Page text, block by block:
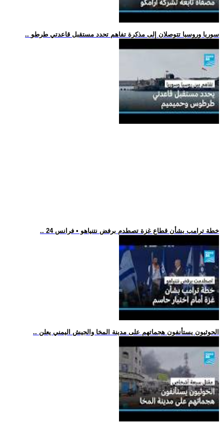
.. سوريا وروسيا تتوصلان إلى مذكرة تفاهم تحدد مستقبل قاعدتي طرطو
.. خطة ترامب بشأن قطاع غزة تصطدم برفض نتنياهو • فرانس 24
.. الحوثيون يستأنفون هجماتهم على مدينة المخا والجيش اليمني يعلن